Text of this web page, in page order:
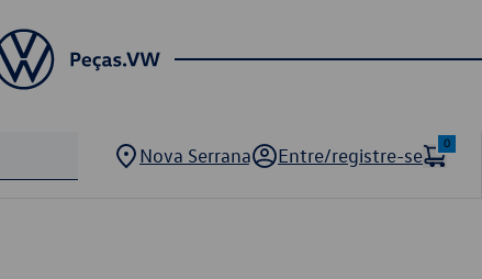
Nova Serrana Entre/registre-se
0